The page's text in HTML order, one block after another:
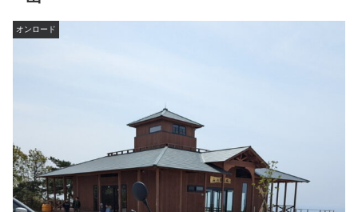
オンロード